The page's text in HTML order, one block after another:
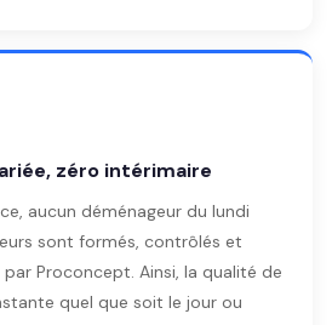
zéro intérimaire
aucun déménageur du lundi
sont formés, contrôlés et
Proconcept. Ainsi, la qualité de
quel que soit le jour ou